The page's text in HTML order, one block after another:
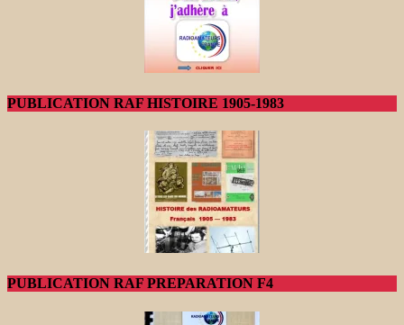
PUBLICATION RAF HISTOIRE 1905-1983
PUBLICATION RAF PREPARATION F4